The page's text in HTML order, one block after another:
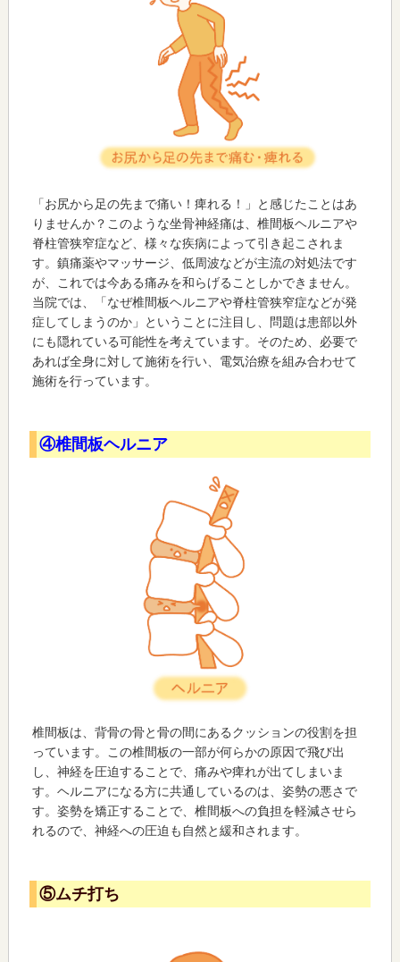
「お尻から足の先まで痛い！痺れる！」と感じたことはあ
りませんか？このような坐骨神経痛は、椎間板ヘルニアや
脊柱管狭窄症など、様々な疾病によって引き起こされま
す。鎮痛薬やマッサージ、低周波などが主流の対処法です
が、これでは今ある痛みを和らげることしかできません。
当院では、「なぜ椎間板ヘルニアや脊柱管狭窄症などが発
症してしまうのか」ということに注目し、問題は患部以外
にも隠れている可能性を考えています。そのため、必要で
あれば全身に対して施術を行い、電気治療を組み合わせて
施術を行っています。
④椎間板ヘルニア
椎間板は、背骨の骨と骨の間にあるクッションの役割を担
っています。この椎間板の一部が何らかの原因で飛び出
し、神経を圧迫することで、痛みや痺れが出てしまいま
す。ヘルニアになる方に共通しているのは、姿勢の悪さで
す。姿勢を矯正することで、椎間板への負担を軽減させら
れるので、神経への圧迫も自然と緩和されます。
⑤ムチ打ち